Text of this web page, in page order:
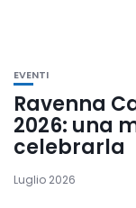
EVENTI
Ravenna
2026: una
celebrarla
Luglio 2026